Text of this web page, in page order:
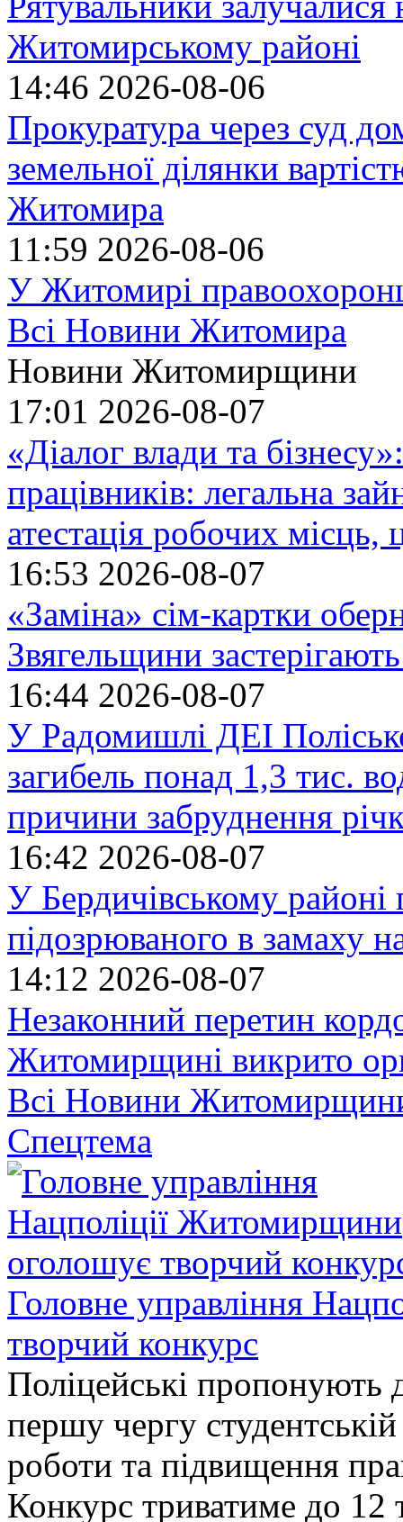
Житомирському районі
14:46 2026-08-06
Прокуратура через суд
земельної ділянки
Житомира
11:59 2026-08-06
У Житомирі
Всі Новини Житомира
Новини Житомирщини
17:01 2026-08-07
«Діалог влади та
працівників: легальна
атестація робочих місць,
16:53 2026-08-07
«Заміна» сім-картки
Звягельщини
16:44 2026-08-07
У Радомишлі ДЕІ
загибель понад 1,3 тис.
причини забруднення
16:42 2026-08-07
У Бердичівському районі
підозрюваного в замаху
14:12 2026-08-07
Незаконний перетин
Житомирщині викрито
Всі Новини
Спецтема
Головне управління
творчий конкурс
Поліцейські пропонують
першу чергу
роботи та підвищення
Конкурс триватиме до 12